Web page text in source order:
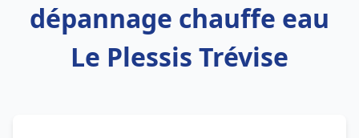
dépannage chauffe eau
Le Plessis Trévise